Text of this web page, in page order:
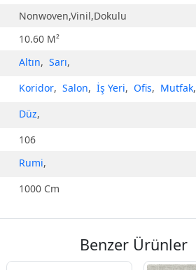
Nonwoven,Vinil,Dokulu
10.60 M²
Altın, Sarı,
Koridor, Salon, İş Yeri, Ofis, Mutfak,
Düz,
106
Rumi,
1000 Cm
Benzer Ürünler